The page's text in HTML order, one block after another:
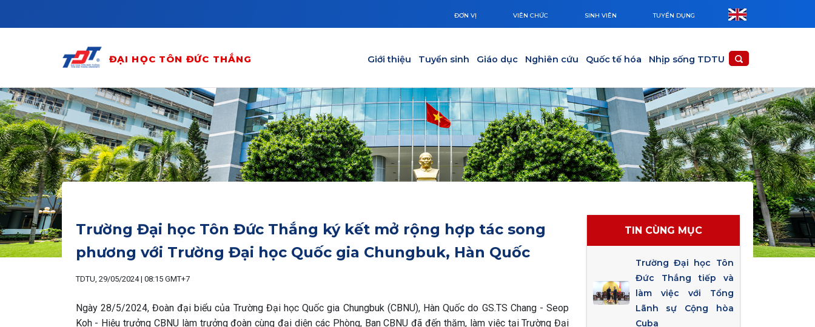
ĐƠN VỊ VIÊN CHỨC SINH VIÊN TUYỂN DỤNG
ĐẠI HỌC TÔN ĐỨC THẮNG Giới thiệu Tuyển sinh Giáo dục Nghiên cứu Quốc tế hóa Nhịp sống TDTU
Trường Đại học Tôn Đức Thắng ký kết mở rộng hợp tác song
phương với Trường Đại học Quốc gia Chungbuk, Hàn Quốc
TDTU, 29/05/2024 | 08:15 GMT+7
Ngày 28/5/2024, Đoàn đại biểu của Trường Đại học Quốc gia Chungbuk (CBNU), Hàn Quốc do GS.TS Chang - Seop
Koh - Hiệu trưởng CBNU làm trưởng đoàn cùng đại diện các Phòng, Ban CBNU đã đến thăm, làm việc tại Trường Đại
TIN CÙNG MỤC
Trường Đại học Tôn
Đức Thắng tiếp và
làm việc với Tổng
Lãnh sự Cộng hòa
Cuba